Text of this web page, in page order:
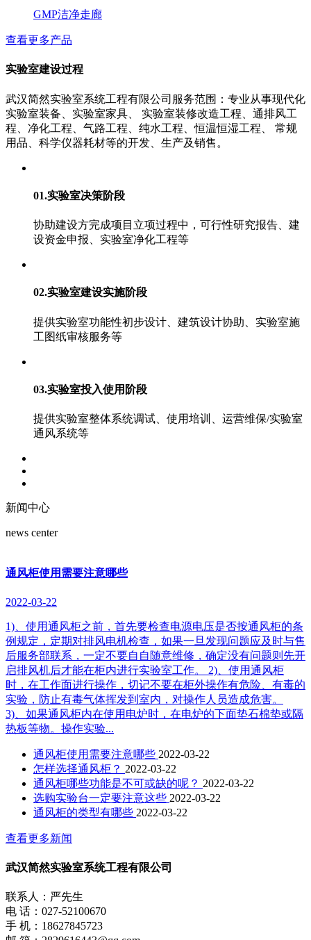
GMP洁净走廊
查看更多产品
实验室建设过程
武汉简然实验室系统工程有限公司服务范围：专业从事现代化
实验室装备、实验室家具、 实验室装修改造工程、通排风工
程、净化工程、气路工程、纯水工程、恒温恒湿工程、 常规
用品、科学仪器耗材等的开发、生产及销售。
01.实验室决策阶段
协助建设方完成项目立项过程中，可行性研究报告、建
设资金申报、实验室净化工程等
02.实验室建设实施阶段
提供实验室功能性初步设计、建筑设计协助、实验室施
工图纸审核服务等
03.实验室投入使用阶段
提供实验室整体系统调试、使用培训、运营维保/实验室
通风系统等
新闻中心
news center
通风柜使用需要注意哪些
2022-03-22
1)、使用通风柜之前，首先要检查电源电压是否按通风柜的条
例规定，定期对排风电机检查，如果一旦发现问题应及时与售
后服务部联系，一定不要自自随意维修，确定没有问题则先开
启排风机后才能在柜内进行实验室工作。 2)、使用通风柜
时，在工作面进行操作，切记不要在柜外操作有危险、有毒的
实验，防止有毒气体挥发到室内，对操作人员造成危害。
3)、如果通风柜内在使用电炉时，在电炉的下面垫石棉垫或隔
热板等物。操作实验...
通风柜使用需要注意哪些 2022-03-22
怎样选择通风柜？ 2022-03-22
通风柜哪些功能是不可或缺的呢？ 2022-03-22
选购实验台一定要注意这些 2022-03-22
通风柜的类型有哪些 2022-03-22
查看更多新闻
武汉简然实验室系统工程有限公司
联系人：严先生
电 话：027-52100670
手 机：18627845723